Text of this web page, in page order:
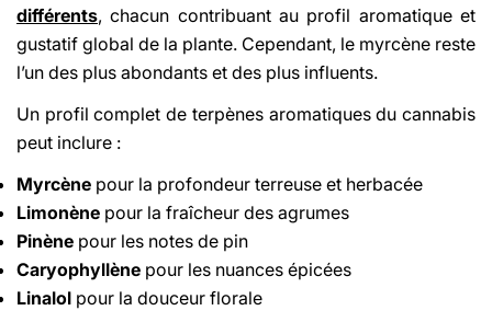
différents, chacun contribuant au profil aromatique et
gustatif global de la plante. Cependant, le myrcène reste
l’un des plus abondants et des plus influents.
Un profil complet de terpènes aromatiques du cannabis
peut inclure :
Myrcène pour la profondeur terreuse et herbacée
Limonène pour la fraîcheur des agrumes
Pinène pour les notes de pin
Caryophyllène pour les nuances épicées
Linalol pour la douceur florale